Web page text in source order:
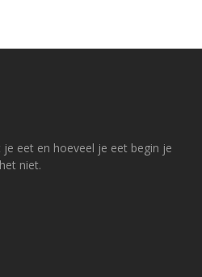
eet en hoeveel je eet begin je
niet.